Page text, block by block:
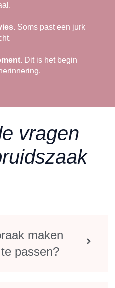
Soms past een jurk
Dit is het begin
vragen
maken
passen?